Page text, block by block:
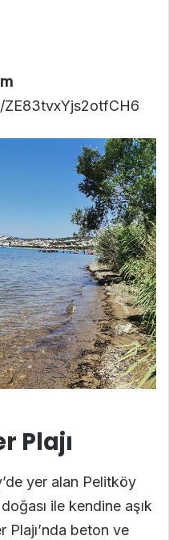
Plajı
yer alan Pelitköy
ile kendine aşık
beton ve